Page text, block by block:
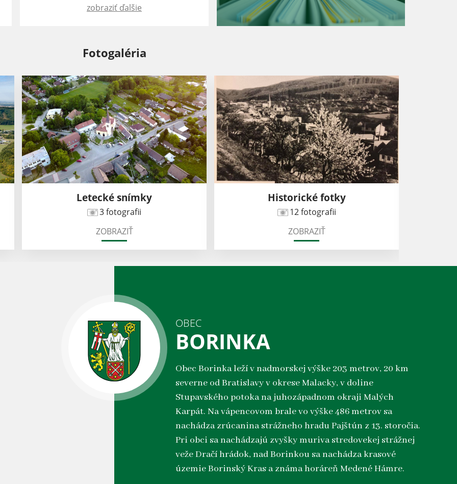
zobraziť ďalšie
Fotogaléria
Letecké snímky
3 fotografii
ZOBRAZIŤ
Historické fotky
12 fotografii
ZOBRAZIŤ
OBEC
BORINKA
Obec Borinka leží v nadmorskej výške 203 metrov, 20 km
severne od Bratislavy v okrese Malacky, v doline
Stupavského potoka na juhozápadnom okraji Malých
Karpát. Na vápencovom brale vo výške 486 metrov sa
nachádza zrúcanina strážneho hradu Pajštún z 13. storočia.
Pri obci sa nachádzajú zvyšky muriva stredovekej strážnej
veže Dračí hrádok, nad Borinkou sa nachádza krasové
územie Borinský Kras a známa horáreň Medené Hámre.